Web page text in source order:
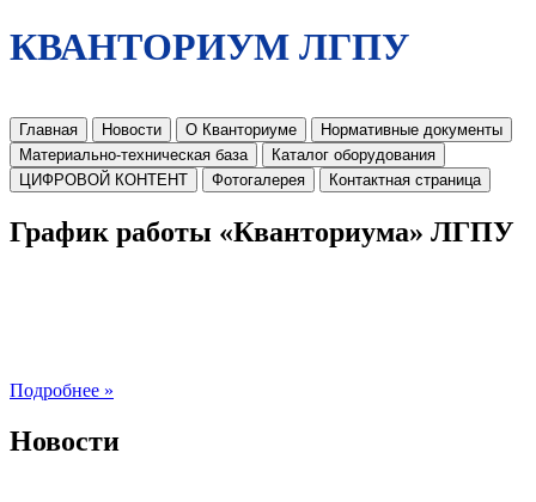
КВАНТОРИУМ ЛГПУ
Главная Новости О Кванториуме
Нормативные документы
Материально-техническая база
Каталог оборудования
ЦИФРОВОЙ КОНТЕНТ
Фотогалерея Контактная страница
График работы «Кванториума» ЛГПУ
Подробнее »
Новости